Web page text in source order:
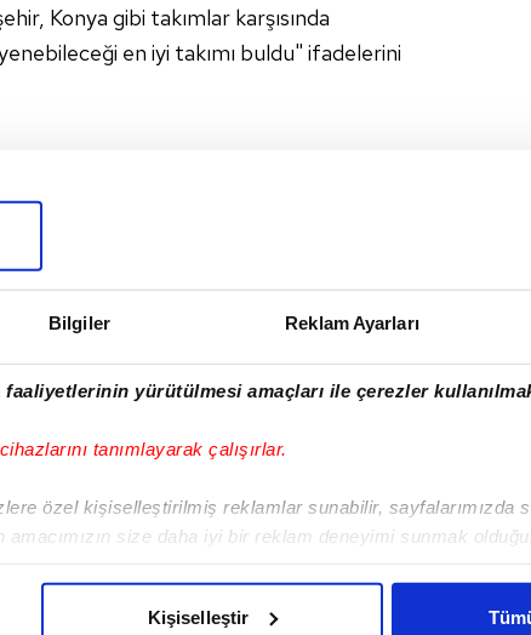
Bilgiler Reklam Ayarları
yürütülmesi amaçları ile çerezler
tanımlayarak çalışırlar.
özel kişiselleştirilmiş reklamlar sunabilir, sayfalarımızda
size daha iyi bir reklam deneyimi sunmak
Kişiselleştir
Konya gibi takımlar karşısında
en iyi takımı buldu" ifadelerini
Sonraki Haber
şok!